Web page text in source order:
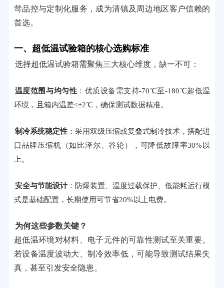
苛品控与定制化服务，成为清镇及周边地区客户信赖的
首选。
一、超低温试验箱的核心选购标准
选择超低温试验箱需聚焦三大核心维度，缺一不可：
温度范围与均匀性 ：优质设备需支持-70℃至-180℃超低温
环境，且箱内温差≤±2℃，确保测试数据精准。
制冷系统稳定性：采用双级压缩或复叠式制冷技术，搭配进
口品牌压缩机（如比泽尔、谷轮），可降低故障率30%以
上。
安全与节能设计：防爆装置、温度过载保护、低能耗运行模
式是基础配置，长期使用可节省20%以上电费。
为何这些参数关键？
超低温环境对材料、电子元件的可靠性测试至关重要。
若设备温度波动大、制冷效率低，可能导致测试结果失
真，甚至引发安全隐患。